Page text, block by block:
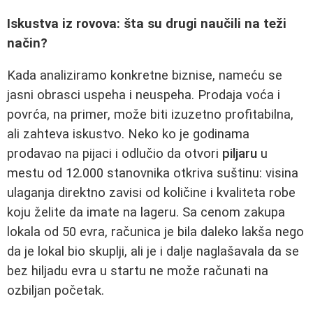
Iskustva iz rovova: šta su drugi naučili na teži
način?
Kada analiziramo konkretne biznise, nameću se
jasni obrasci uspeha i neuspeha. Prodaja voća i
povrća, na primer, može biti izuzetno profitabilna,
ali zahteva iskustvo. Neko ko je godinama
prodavao na pijaci i odlučio da otvori piljaru u
mestu od 12.000 stanovnika otkriva suštinu: visina
ulaganja direktno zavisi od količine i kvaliteta robe
koju želite da imate na lageru. Sa cenom zakupa
lokala od 50 evra, računica je bila daleko lakša nego
da je lokal bio skuplji, ali je i dalje naglašavala da se
bez hiljadu evra u startu ne može računati na
ozbiljan početak.